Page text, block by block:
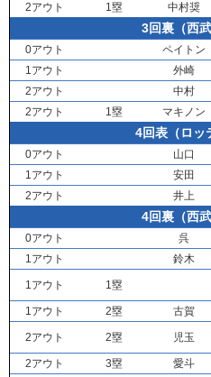
2アウト
1塁 中村奨
3回裏（西武
0アウト ペイトン
1アウト
外崎
2アウト
中村
2アウト
1塁 マキノン
4回表（ロッ
0アウト 山口
1アウト
安田
2アウト
井上
4回裏（西武
0アウト 呉
1アウト
鈴木
1アウト 1塁
1アウト
2塁 古賀
2アウト 2塁 児玉
2アウト
3塁 愛斗